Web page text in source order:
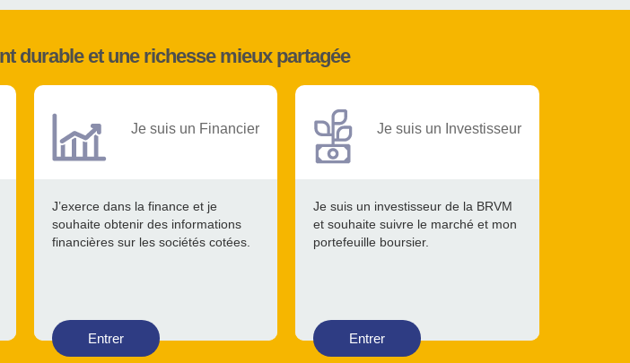
durable et une richesse mieux partagée
Je suis un Financier
J’exerce dans la finance et je
souhaite obtenir des informations
financières sur les sociétés cotées.
Entrer
Je suis un Investisseur
Je suis un investisseur de la BRVM
et souhaite suivre le marché et mon
portefeuille boursier.
Entrer